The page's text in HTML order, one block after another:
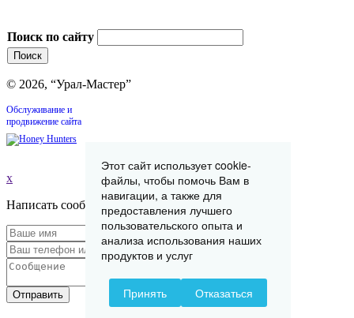
Поиск по сайту
© 2026, “Урал-Мастер”
Обслуживание и
продвижение сайта
x
Написать сообщение
Отправить
Этот сайт использует cookie-
файлы, чтобы помочь Вам в
навигации, а также для
предоставления лучшего
пользовательского опыта и
анализа использования наших
продуктов и услуг
Принять Отказаться